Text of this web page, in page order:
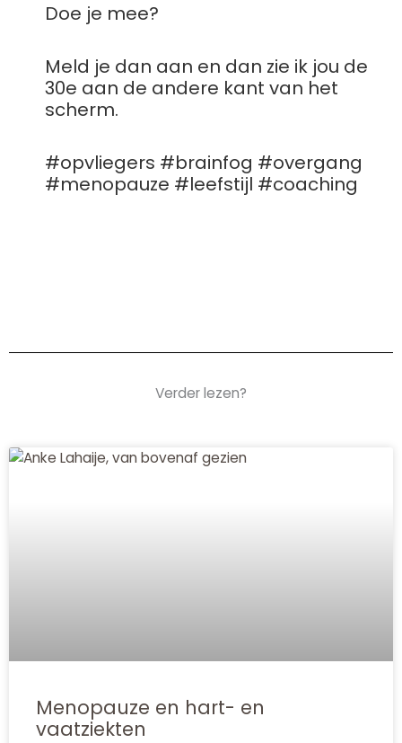
Doe je mee?
Meld je dan aan en dan zie ik jou de
30e aan de andere kant van het
scherm.
#opvliegers #brainfog #overgang
#menopauze #leefstijl #coaching
Verder lezen?
Menopauze en hart- en
vaatziekten